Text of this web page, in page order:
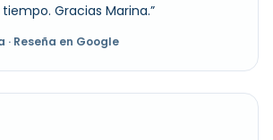
Gracias Marina.”
· Reseña en Google